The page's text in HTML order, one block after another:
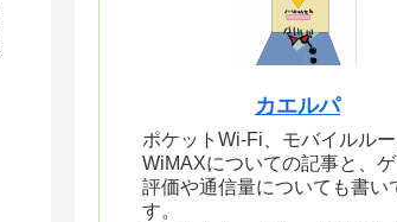
カエルパ
ポケットWi-Fi、モバイルルー
WiMAXについての記事と、
評価や通信量についても書い
す。